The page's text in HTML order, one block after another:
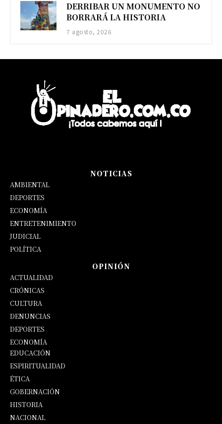
DERRIBAR UN MONUMENTO NO
BORRARÁ LA HISTORIA
7 agosto, 2026
NOTICIAS
AMBIENTAL
DEPORTES
ECONOMÍA
ENTRETENIMIENTO
JUDICIAL
POLÍTICA
OPINIÓN
ACTUALIDAD
CRÓNICAS
CULTURA
DENUNCIAS
DEPORTES
ECONOMÍA
OPINIÓN
EDUCACIÓN
ESPIRITUALIDAD
ÉTICA
GOBERNACIÓN
HISTORIA
NACIONAL